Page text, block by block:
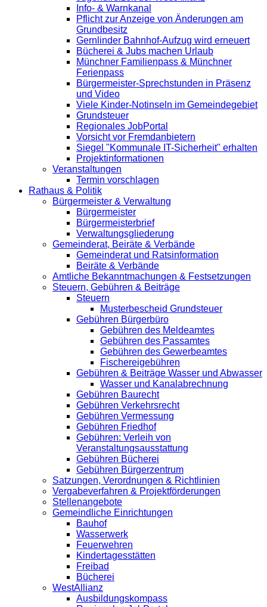
Info- & Warnkanal
Pflicht zur Anzeige von Änderungen am
Grundbesitz
Gernlinder Bahnhof-Aufzug wird erneuert
Bücherei & Jubs machen Urlaub
Münchner Familienpass & Münchner
Ferienpass
Bürgermeister-Sprechstunden in Präsenz
und Video
Viele Kinder-Notinseln im Gemeindegebiet
Grundsteuer
Regionales JobPortal
Vorsicht vor Fremdanbietern
Siegel "Kommunale IT-Sicherheit" erhalten
Projektinformationen
Veranstaltungen
Termin vorschlagen
Rathaus & Politik
Bürgermeister & Verwaltung
Bürgermeister
Bürgermeisterbrief
Verwaltungsgliederung
Gemeinderat, Beiräte & Verbände
Gemeinderat und Ratsinformation
Beiräte & Verbände
Amtliche Bekanntmachungen & Festsetzungen
Steuern, Gebühren & Beiträge
Steuern
Musterbescheid Grundsteuer
Gebühren Bürgerbüro
Gebühren des Meldeamtes
Gebühren des Passamtes
Gebühren des Gewerbeamtes
Fischereigebühren
Gebühren & Beiträge Wasser und Abwasser
Wasser und Kanalabrechnung
Gebühren Baurecht
Gebühren Verkehrsrecht
Gebühren Vermessung
Gebühren Friedhof
Gebühren: Verleih von
Veranstaltungsausstattung
Gebühren Bücherei
Gebühren Bürgerzentrum
Satzungen, Verordnungen & Richtlinien
Vergabeverfahren & Projektförderungen
Stellenangebote
Gemeindliche Einrichtungen
Bauhof
Wasserwerk
Feuerwehren
Kindertagesstätten
Freibad
Bücherei
WestAllianz
Ausbildungskompass